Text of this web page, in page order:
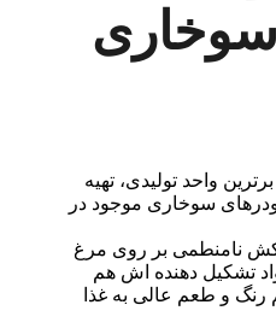
سوخاری
واحد تولیدی، تهیه
سوخاری موجود در
نامنطمی بر روی مرغ
تشکیل دهنده اش هم
و طعم عالی به غذا